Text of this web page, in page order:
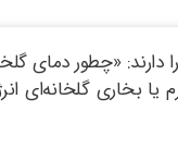
«چطور دمای
بخاری گلخانه‌ای